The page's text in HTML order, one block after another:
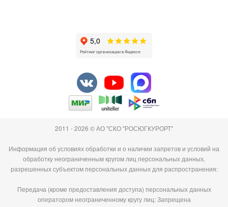
2011 - 2026 © АО "СКО "РОСЮГКУРОРТ"
Информация об условиях обработки и о наличии запретов и условий на
обработку неограниченным кругом лиц персональных данных,
разрешенных субъектом персональных данных для распространения:
Передача (кроме предоставления доступа) персональных данных
оператором неограниченному кругу лиц: Запрещена